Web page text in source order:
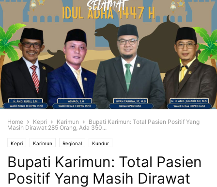
Home Kepri Karimun
Bupati Karimun: Total Pasien Positif Yang
Masih Dirawat 285 Orang, Ada 350...
Kepri Karimun Regional Kundur
Bupati Karimun: Total Pasien
Positif Yang Masih Dirawat